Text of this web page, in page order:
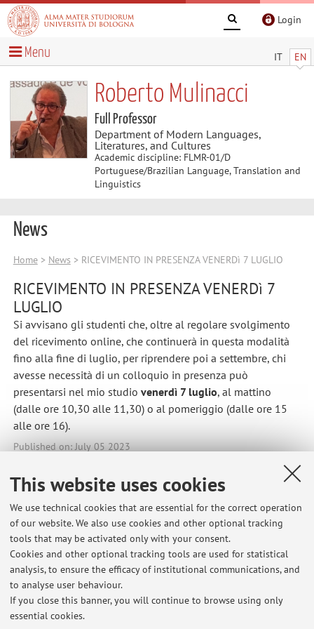
This website uses cookies
We use technical cookies that are essential for the correct operation
of our website. We also use cookies and other optional tracking
tools that may be activated only with your consent.
Cookies and other optional tracking tools are used for statistical
analysis, to ensure the efficacy of institutional communications, and
to analyse user behaviour.
If you close this banner, you will continue to browse using only
essential cookies.
Login
IT EN
Menu
Roberto Mulinacci
Full Professor
Department of Modern Languages,
Literatures, and Cultures
Academic discipline: FLMR-01/D
Portuguese/Brazilian Language, Translation and
Linguistics
News
Home> News > RICEVIMENTO IN PRESENZA VENERDì 7 LUGLIO
RICEVIMENTO IN PRESENZA VENERDì 7
LUGLIO
Si avvisano gli studenti che, oltre al regolare svolgimento
del ricevimento online, che continuerà in questa modalità
fino alla fine di luglio, per riprendere poi a settembre, chi
avesse necessità di un colloquio in presenza può
presentarsi nel mio studio venerdì 7 luglio, al mattino
(dalle ore 10,30 alle 11,30) o al pomeriggio (dalle ore 15
alle ore 16).
Published on: July 05 2023
Latest news
RISULTATI ESAME SCRITTO DI LINGUA PORTOGHESE DEL 25.05.2026
(LM)
Published on: June 02 2026
RISULTATI ESAME SCRITTO DI LINGUA PORTOGHESE DEL 28.05.2026
(I ANNO)